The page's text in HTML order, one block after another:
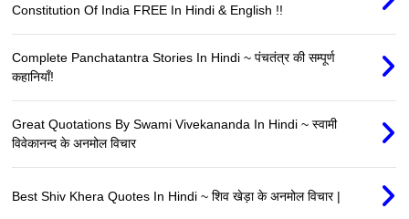
Constitution Of India FREE In Hindi & English !!
Complete Panchatantra Stories In Hindi ~ पंचतंत्र की सम्पूर्ण
कहानियाँ!
Great Quotations By Swami Vivekananda In Hindi ~ स्वामी
विवेकानन्द के अनमोल विचार
Best Shiv Khera Quotes In Hindi ~ शिव खेड़ा के अनमोल विचार |